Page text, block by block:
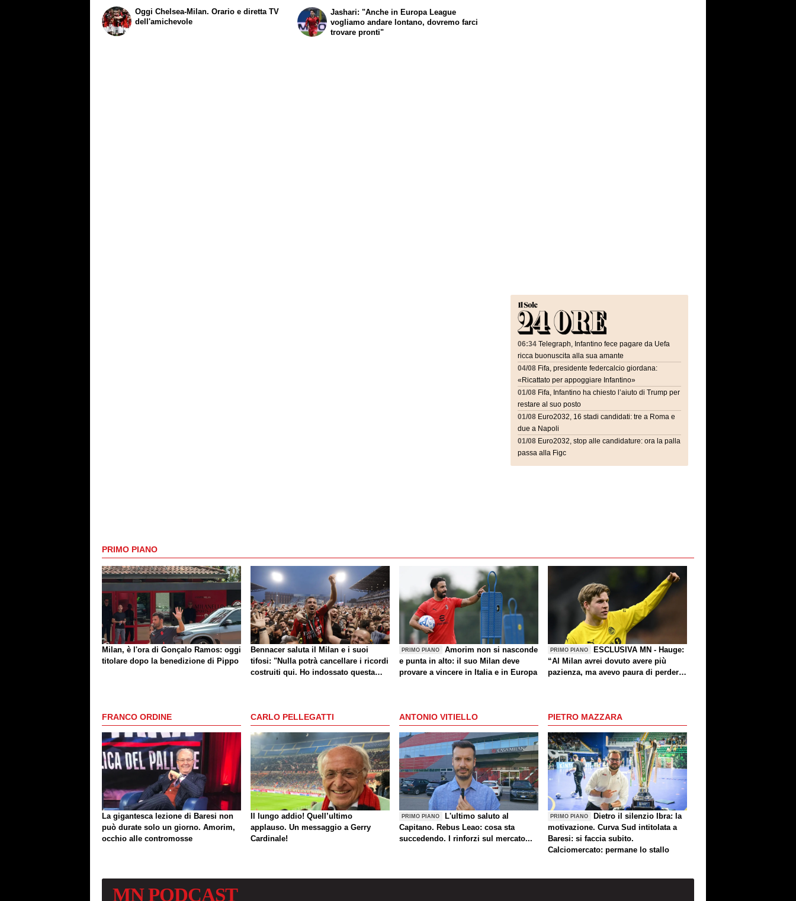
Oggi Chelsea-Milan. Orario e diretta TV
dell'amichevole
Jashari: "Anche in Europa League
vogliamo andare lontano, dovremo farci
trovare pronti"
06:34 Telegraph, Infantino fece pagare da Uefa
ricca buonuscita alla sua amante
04/08 Fifa, presidente federcalcio giordana:
«Ricattato per appoggiare Infantino»
01/08 Fifa, Infantino ha chiesto l’aiuto di Trump per
restare al suo posto
01/08 Euro2032, 16 stadi candidati: tre a Roma e
due a Napoli
01/08 Euro2032, stop alle candidature: ora la palla
passa alla Figc
PRIMO PIANO
Milan, è l'ora di Gonçalo Ramos: oggi
titolare dopo la benedizione di Pippo
Bennacer saluta il Milan e i suoi
tifosi: "Nulla potrà cancellare i ricordi
costruiti qui. Ho indossato questa
PRIMO PIANO
Amorim non si nasconde
e punta in alto: il suo Milan deve
provare a vincere in Italia e in Europa
PRIMO PIANO
ESCLUSIVA MN - Hauge:
“Al Milan avrei dovuto avere più
pazienza, ma avevo paura di perdere
un giorno? Magari. Forza Milan!”
FRANCO ORDINE
La gigantesca lezione di Baresi non
può durate solo un giorno. Amorim,
occhio alle contromosse
CARLO PELLEGATTI
Il lungo addio! Quell’ultimo
applauso. Un messaggio a Gerry
Cardinale!
ANTONIO VITIELLO
PRIMO PIANO
L'ultimo saluto al
Capitano. Rebus Leao: cosa sta
succedendo. I rinforzi sul mercato...
PIETRO MAZZARA
PRIMO PIANO
Dietro il silenzio Ibra: la
motivazione. Curva Sud intitolata a
Baresi: si faccia subito.
Calciomercato: permane lo stallo
MNPODCAST